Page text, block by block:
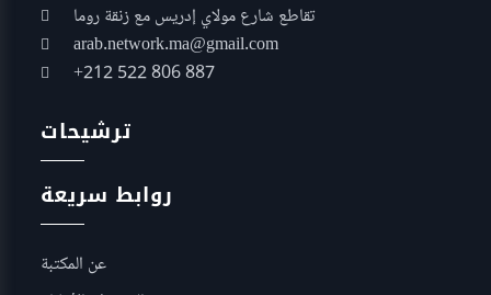
تقاطع شارع مولاي إدريس مع زنقة روما
arab.network.ma@gmail.com
+212 522 806 887
ترشيحات
روابط سريعة
عن المكتبة